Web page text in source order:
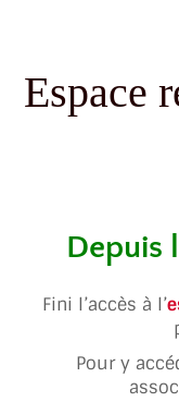
Espace
Depuis
Fini l’accès à l’
Pour y